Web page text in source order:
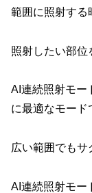
範囲に照射する
照射したい部位
AI連続照射モー
に最適なモード
広い範囲でもサ
AI連続照射モー